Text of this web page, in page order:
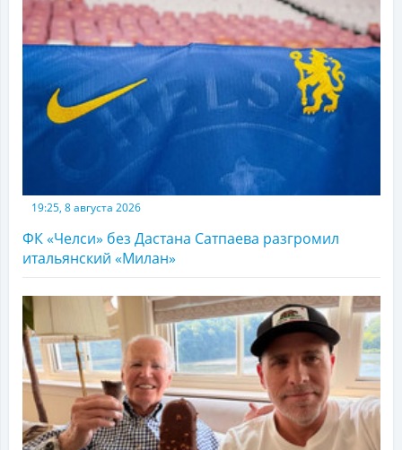
19:25, 8 августа 2026
ФК «Челси» без Дастана Сатпаева разгромил
итальянский «Милан»